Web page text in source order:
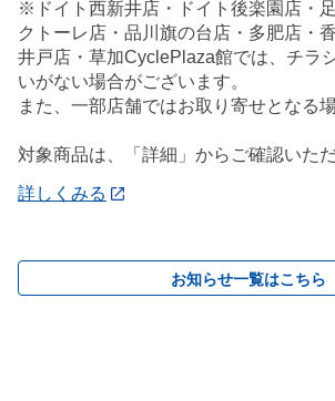
※ドイト西新井店・ドイト後楽園店・
クトーレ店・品川旗の台店・多肥店・
井戸店・草加CyclePlaza館では、チラ
いがない場合がございます。
また、一部店舗ではお取り寄せとなる
対象商品は、「詳細」からご確認いただ
詳しくみる
お知らせ一覧はこちら